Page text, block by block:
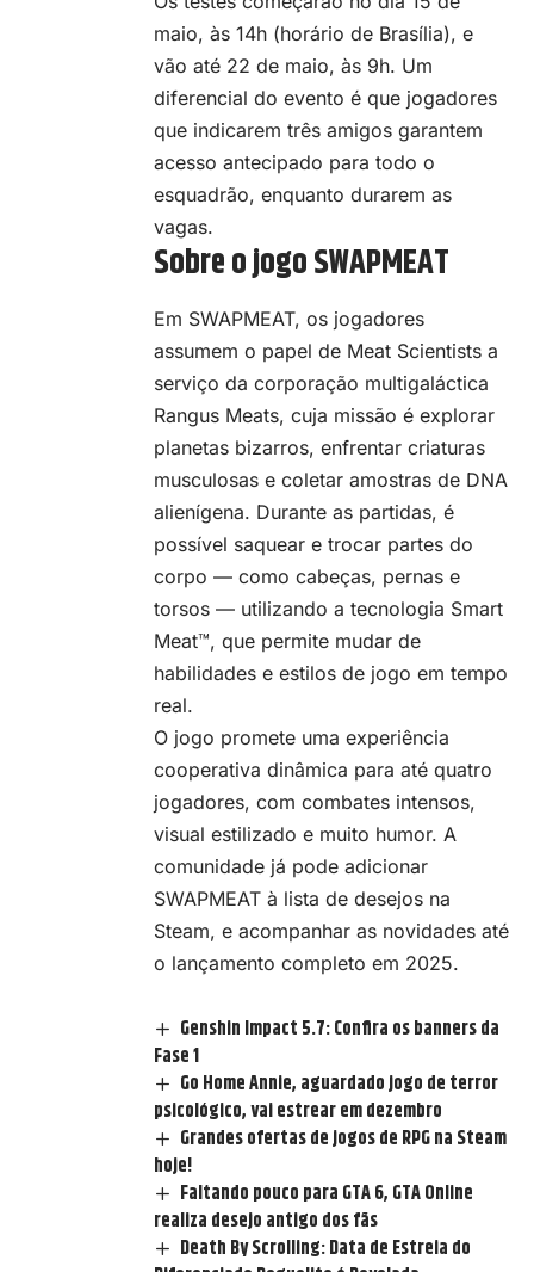
maio, às 14h (horário de Brasília), e
vão até 22 de maio, às 9h. Um
diferencial do evento é que jogadores
que indicarem três amigos garantem
acesso antecipado para todo o
esquadrão, enquanto durarem as
vagas.
Sobre o jogo SWAPMEAT
Em SWAPMEAT, os jogadores
assumem o papel de Meat Scientists a
serviço da corporação multigaláctica
Rangus Meats, cuja missão é explorar
planetas bizarros, enfrentar criaturas
musculosas e coletar amostras de DNA
alienígena. Durante as partidas, é
possível saquear e trocar partes do
corpo — como cabeças, pernas e
torsos — utilizando a tecnologia Smart
Meat™, que permite mudar de
habilidades e estilos de jogo em tempo
real.
O jogo promete uma experiência
cooperativa dinâmica para até quatro
jogadores, com combates intensos,
visual estilizado e muito humor. A
comunidade já pode adicionar
SWAPMEAT à lista de desejos na
Steam, e acompanhar as novidades até
o lançamento completo em 2025.
Genshin Impact 5.7: Confira os banners da
Fase 1
Go Home Annie, aguardado jogo de terror
psicológico, vai estrear em dezembro
Grandes ofertas de jogos de RPG na Steam
hoje!
Faltando pouco para GTA 6, GTA Online
realiza desejo antigo dos fãs
Death By Scrolling: Data de Estreia do